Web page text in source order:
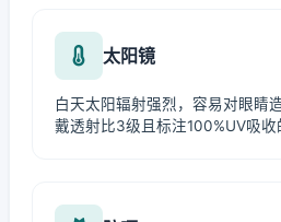
太阳镜
白天太阳辐射强烈，容易对眼睛
戴透射比3级且标注100%UV吸收